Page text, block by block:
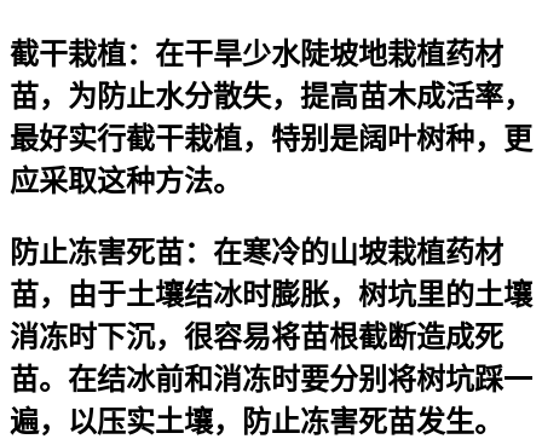
截干栽植：在干旱少水陡坡地栽植药材
苗，为防止水分散失，提高苗木成活率，
最好实行截干栽植，特别是阔叶树种，更
应采取这种方法。
防止冻害死苗：在寒冷的山坡栽植药材
苗，由于土壤结冰时膨胀，树坑里的土壤
消冻时下沉，很容易将苗根截断造成死
苗。在结冰前和消冻时要分别将树坑踩一
遍，以压实土壤，防止冻害死苗发生。